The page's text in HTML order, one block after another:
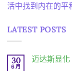
活中找到内在的平
LATEST POSTS
30
6 月
迈达斯显